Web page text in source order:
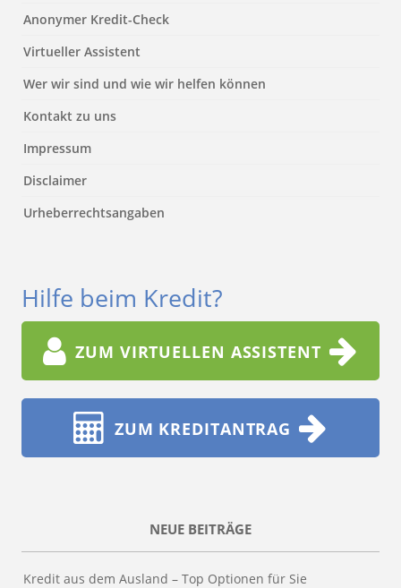
Anonymer Kredit-Check
Virtueller Assistent
Wer wir sind und wie wir helfen können
Kontakt zu uns
Impressum
Disclaimer
Urheberrechtsangaben
Hilfe beim Kredit?
ZUM VIRTUELLEN ASSISTENT
ZUM KREDITANTRAG
NEUE BEITRÄGE
Kredit aus dem Ausland – Top Optionen für Sie